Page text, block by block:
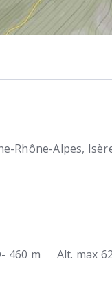
Rhône-Alpes,
460 m Alt. max